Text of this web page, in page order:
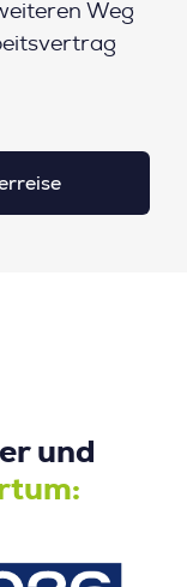
Weg
und